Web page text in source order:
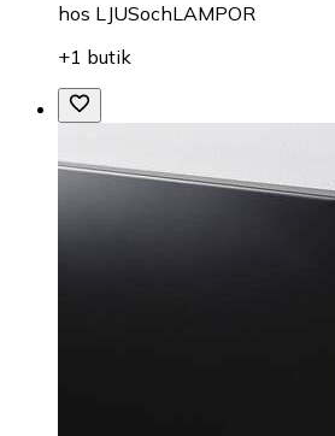
hos LJUSochLAMPOR
+1 butik